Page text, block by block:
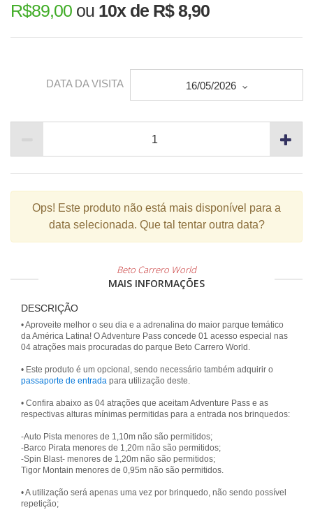
R$89,00 ou 10x de R$ 8,90
DATA DA VISITA 16/05/2026
Ops! Este produto não está mais disponível para a
data selecionada. Que tal tentar outra data?
Beto Carrero World
MAIS INFORMAÇÕES
DESCRIÇÃO
• Aproveite melhor o seu dia e a adrenalina do maior parque temático
da América Latina! O Adventure Pass concede 01 acesso especial nas
04 atrações mais procuradas do parque Beto Carrero World.
• Este produto é um opcional, sendo necessário também adquirir o
passaporte de entrada para utilização deste.
• Confira abaixo as 04 atrações que aceitam Adventure Pass e as
respectivas alturas mínimas permitidas para a entrada nos brinquedos:
-Auto Pista menores de 1,10m não são permitidos;
-Barco Pirata menores de 1,20m não são permitidos;
-Spin Blast- menores de 1,20m não são permitidos;
Tigor Montain menores de 0,95m não são permitidos.
• A utilização será apenas uma vez por brinquedo, não sendo possível
repetição;